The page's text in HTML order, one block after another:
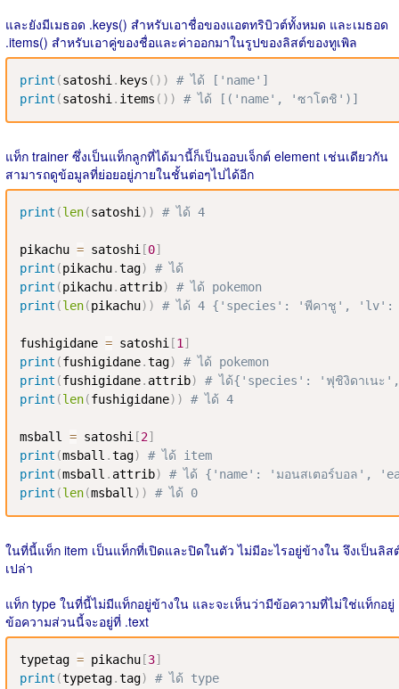
และยังมีเมธอด .keys() สำหรับเอาชื่อของแอตทริบิวต์ทั้งหมด และเมธอด
.items() สำหรับเอาคู่ของชื่อและค่าออกมาในรูปของลิสต์ของทูเพิล
print (satoshi . keys ( ) )
# ได้ ['name']
print (satoshi . items ( ) ) # ได้ [('name', 'ซาโตชิ')]
แท็ก trainer ซึ่งเป็นแท็กลูกที่ได้มานี้ก็เป็นออบเจ็กต์ element เช่นเดียวกัน
สามารถดูข้อมูลที่ย่อยอยู่ภายในชั้นต่อๆไปได้อีก
print (len(satoshi ) ) # ได้ 4
pikachu = satoshi [0]
print (pikachu.tag)
# ได้
print (pikachu. attrib)
# ได้ pokemon
print (len(pikachu) ) # ได้ 4 {'species': 'พีคาชู',
fushigidane = satoshi [1 ]
print (fushigidane.tag)
# ได้ pokemon
print (fushigidane. attrib)
# ได้{'species': 'ฟุชิงิดาเ
print (len(fushigidane) ) # ได้ 4
msball = satoshi [2]
print (msball .tag)
# ได้ item
print (msball . attrib)
# ได้ {'name': 'มอนสเตอร์บอล',
print (len(msball ) ) # ได้ 0
ในที่นี้แท็ก item เป็นแท็กที่เปิดและปิดในตัว ไม่มีอะไรอยู่ข้างใน จึงเป็นลิส
เปล่า
แท็ก type ในที่นี้ไม่มีแท็กอยู่ข้างใน และจะเห็นว่ามีข้อความที่ไม่ใช่แท็กอยู่
ข้อความส่วนนี้จะอยู่ที่ .text
typetag = pikachu [3]
print (typetag.tag)
# ได้ type